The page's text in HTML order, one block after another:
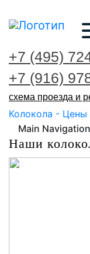
+7 (495)
+7 (916)
схема проезда и
Колокола - Цены
Main Navigation
Наши